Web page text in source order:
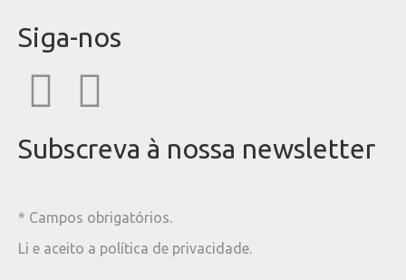
Siga-nos
Subscreva à nossa newsletter
* Campos obrigatórios.
Li e aceito a política de privacidade